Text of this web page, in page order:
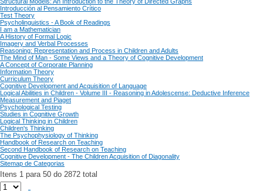
Introducción al Pensamiento Crítico
Test Theory
Psycholinguistics - A Book of Readings
I am a Mathematician
A History of Formal Logic
Imagery and Verbal Processes
Reasoning: Representation and Process in Children and Adults
The Mind of Man - Some Views and a Theory of Cognitive Development
A Concept of Corporate Planning
Information Theory
Curriculum Theory
Cognitive Development and Acquisition of Language
Logical Abilities in Children - Volume III - Reasoning in Adolescense: Deductive Inference
Measurement and Piaget
Psychological Testing
Studies in Cognitive Growth
Logical Thinking in Children
Children's Thinking
The Psychophysiology of Thinking
Handbook of Research on Teaching
Second Handbook of Research on Teaching
Cognitive Development - The Children Acquisition of Diagonality
Sitemap de Categorias
Itens 1 para 50 do 2872 total